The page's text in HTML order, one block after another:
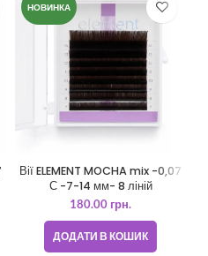
НОВИНКА
Вії ELEMENT MOCHA mix -0,07
С -7-14 мм- 8 ліній
180.00 грн.
ДОДАТИ В КОШИК